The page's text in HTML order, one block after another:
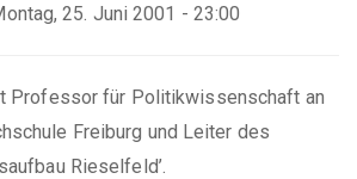
25. Juni 2001 - 23:00
Professor für Politikwissenschaft an
Freiburg und Leiter des
Rieselfeld’.